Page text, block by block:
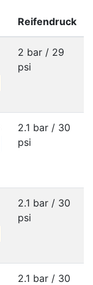
Reifendruck
2 bar / 29
psi
2.1 bar / 30
psi
2.1 bar / 30
psi
2.1 bar / 30